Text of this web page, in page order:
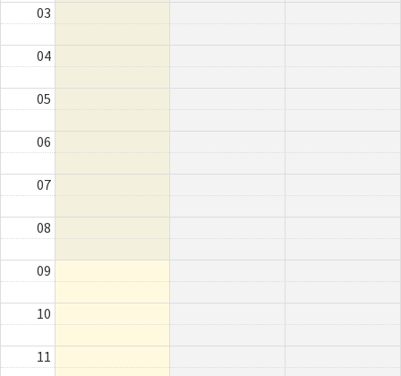
03
04
05
06
07
08
09
10
11